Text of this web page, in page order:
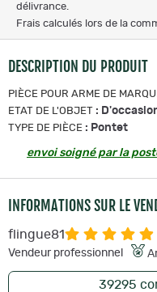
délivrance.
Frais calculés lors de la
DESCRIPTION DU PRODUIT
PIÈCE POUR ARME DE
ETAT DE L'OBJET :
TYPE DE PIÈCE : Pontet
envoi soigné par la
INFORMATIONS SUR LE
flingue81
Vendeur professionnel
39295